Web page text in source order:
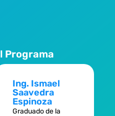
Programa
Ing. Ismael
Saavedra
Espinoza
Graduado de la